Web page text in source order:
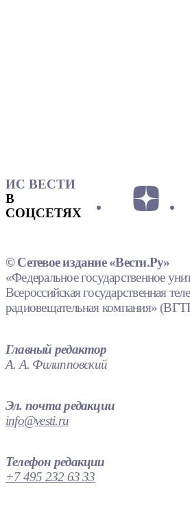
ИС ВЕСТИ
В
СОЦСЕТЯХ
© Сетевое издание «Вести.Ру»
«Федеральное государственное
Всероссийская государственная
радиовещательная компания»
Главный редактор
А. А. Филипповский
Эл. почта редакции
info@vesti.ru
Телефон редакции
+7 495 232 63 33